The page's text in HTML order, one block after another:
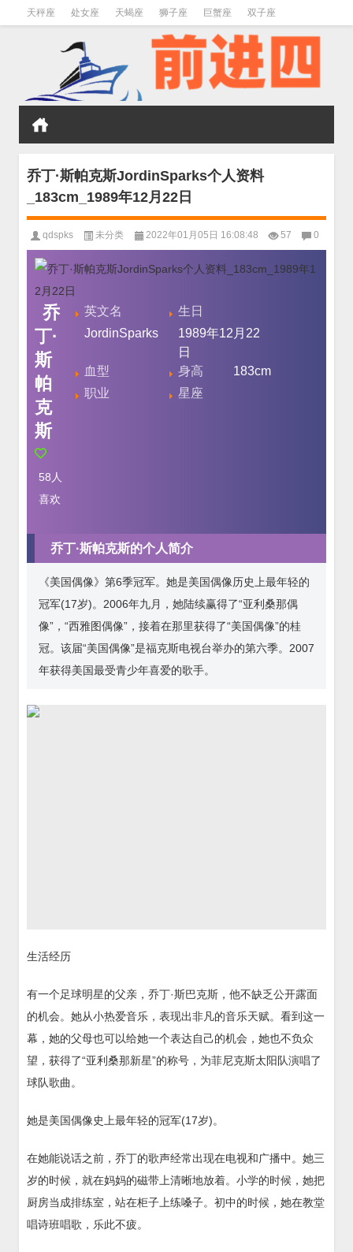
天秤座 处女座 天蝎座 狮子座 巨蟹座 双子座
乔丁·斯帕克斯JordinSparks个人资料
_183cm_1989年12月22日
qdspks 未分类 2022年01月05日 16:08:48 57 0
乔
丁·
斯
帕
克
斯
58 人
喜欢
英文名
JordinSparks
生日
1989年12月22
日
血型
身高
183cm
职业
星座
乔丁·斯帕克斯的个人简介
《美国偶像》第6季冠军。她是美国偶像历史上最年轻的
冠军(17岁)。2006年九月，她陆续赢得了“亚利桑那偶
像”，“西雅图偶像”，接着在那里获得了“美国偶像”的桂
冠。该届“美国偶像”是福克斯电视台举办的第六季。2007
年获得美国最受青少年喜爱的歌手。
生活经历
有一个足球明星的父亲，乔丁·斯巴克斯，他不缺乏公开露面
的机会。她从小热爱音乐，表现出非凡的音乐天赋。看到这一
幕，她的父母也可以给她一个表达自己的机会，她也不负众
望，获得了“亚利桑那新星”的称号，为菲尼克斯太阳队演唱了
球队歌曲。
她是美国偶像史上最年轻的冠军(17岁)。
在她能说话之前，乔丁的歌声经常出现在电视和广播中。她三
岁的时候，就在妈妈的磁带上清晰地放着。小学的时候，她把
厨房当成排练室，站在柜子上练嗓子。初中的时候，她在教堂
唱诗班唱歌，乐此不疲。